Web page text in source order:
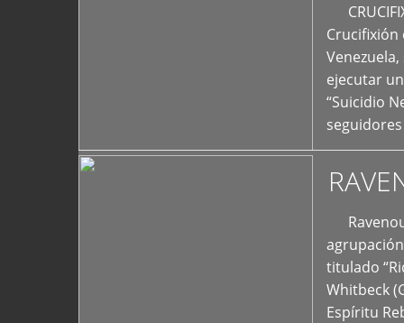
Crucifixión
ejecutar
“Suicidio
titulado
Whitbeck
Espíritu